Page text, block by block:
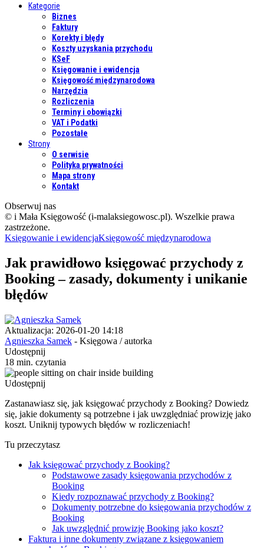
Kategorie
Biznes
Faktury
Korekty i błędy
Koszty uzyskania przychodu
KSeF
Księgowanie i ewidencja
Księgowość międzynarodowa
Narzędzia
Rozliczenia
Terminy i obowiązki
VAT i Podatki
Pozostałe
Strony
O serwisie
Polityka prywatności
Mapa strony
Kontakt
Obserwuj nas
© i Mała Księgowość (i-malaksiegowosc.pl). Wszelkie prawa
zastrzeżone.
Księgowanie i ewidencjaKsięgowość międzynarodowa
Jak prawidłowo księgować przychody z
Booking – zasady, dokumenty i unikanie
błędów
Aktualizacja: 2026-01-20 14:18
Agnieszka Samek - Księgowa / autorka
Udostępnij
18 min. czytania
Udostępnij
Zastanawiasz się, jak księgować przychody z Booking? Dowiedz
się, jakie dokumenty są potrzebne i jak uwzględniać prowizję jako
koszt. Uniknij typowych błędów w rozliczeniach!
Tu przeczytasz
Jak księgować przychody z Booking?
Podstawowe zasady księgowania przychodów z
Booking
Kiedy rozpoznawać przychody z Booking?
Dokumenty potrzebne do księgowania przychodów z
Booking
Jak uwzględnić prowizję Booking jako koszt?
Faktura i inne dokumenty związane z księgowaniem